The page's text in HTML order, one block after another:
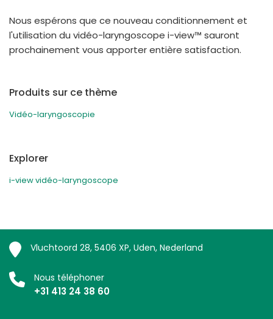
Nous espérons que ce nouveau conditionnement et
l'utilisation du vidéo-laryngoscope i-view™ sauront
prochainement vous apporter entière satisfaction.
Produits sur ce thème
Vidéo-laryngoscopie
Explorer
i-view vidéo-laryngoscope
Vluchtoord 28, 5406 XP, Uden, Nederland
Nous téléphoner
+31 413 24 38 60